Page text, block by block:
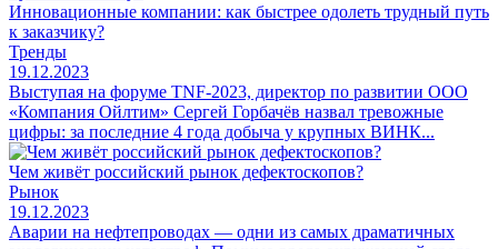
Инновационные компании: как быстрее одолеть трудный путь
к заказчику?
Тренды
19.12.2023
Выступая на форуме TNF-2023, директор по развитии ООО
«Компания Ойлтим» Сергей Горбачёв назвал тревожные
цифры: за последние 4 года добыча у крупных ВИНК...
Чем живёт российский рынок дефектоскопов?
Рынок
19.12.2023
Аварии на нефтепроводах — одни из самых драматичных